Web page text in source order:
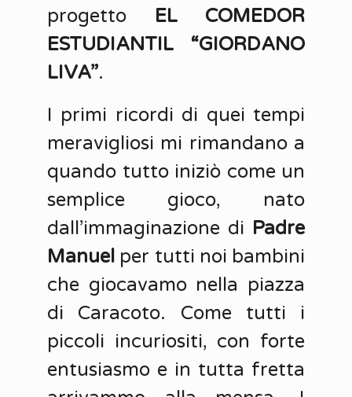
progetto EL COMEDOR
ESTUDIANTIL “GIORDANO
LIVA”.
I primi ricordi di quei tempi
meravigliosi mi rimandano a
quando tutto iniziò come un
semplice gioco, nato
dall’immaginazione di Padre
Manuel per tutti noi bambini
che giocavamo nella piazza
di Caracoto. Come tutti i
piccoli incuriositi, con forte
entusiasmo e in tutta fretta